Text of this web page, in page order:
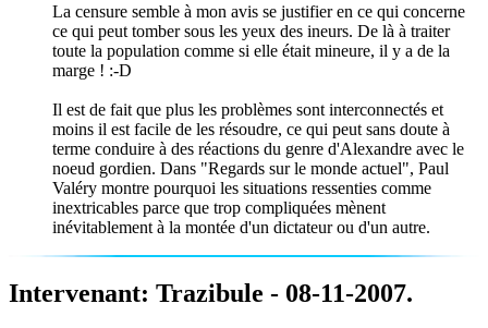
La censure semble à mon avis se justifier en ce qui concerne
ce qui peut tomber sous les yeux des ineurs. De là à traiter
toute la population comme si elle était mineure, il y a de la
marge ! :-D
Il est de fait que plus les problèmes sont interconnectés et
moins il est facile de les résoudre, ce qui peut sans doute à
terme conduire à des réactions du genre d'Alexandre avec le
noeud gordien. Dans "Regards sur le monde actuel", Paul
Valéry montre pourquoi les situations ressenties comme
inextricables parce que trop compliquées mènent
inévitablement à la montée d'un dictateur ou d'un autre.
Intervenant: Trazibule - 08-11-2007.